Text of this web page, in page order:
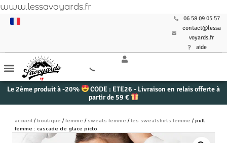
www.lessavoyards.fr
06 58 09 05 57
contact@lessa
voyards.fr
aide
Le 2ème produit à -20%
CODE : ETE26 - Livraison en relais offerte à
partir de 59 €
accueil / boutique / femme / sweats femme / les sweatshirts femme / pull
femme : cascade de glace picto